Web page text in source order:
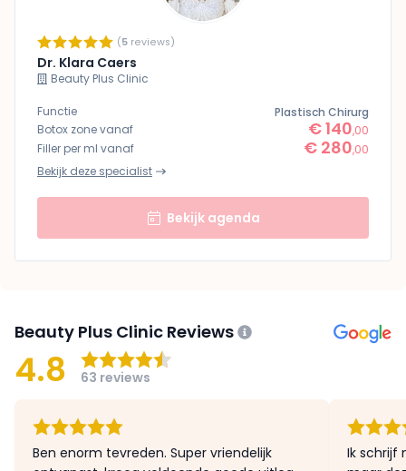
(5 reviews)
Dr. Klara Caers
Beauty Plus Clinic
Functie
Plastisch Chirurg
Botox zone vanaf
€ 140,00
Filler per ml vanaf
€ 280,00
Bekijk deze specialist
Bekijk agenda
Beauty Plus Clinic Reviews
4.8 63 reviews
Ben enorm tevreden. Super vriendelijk
Ik schrijf